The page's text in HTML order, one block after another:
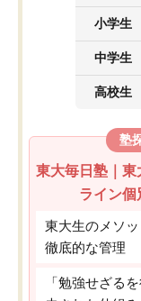
小学生
中学生
高校生
塾
東大毎日塾｜
ライン個
東大生のメソ
徹底的な管理
「勉強せざる